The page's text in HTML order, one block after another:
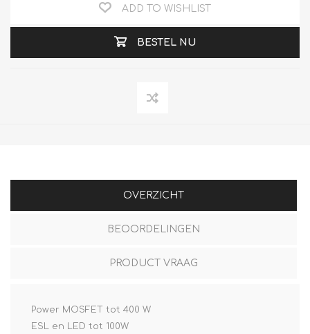
ADD TO WISHLIST
BESTEL NU
OVERZICHT
BEOORDELINGEN
PRODUCT VRAAG
Power MOSFET tot 400 W
ESL en LED tot 100W